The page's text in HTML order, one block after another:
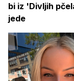
bi iz 'Divljih
jede